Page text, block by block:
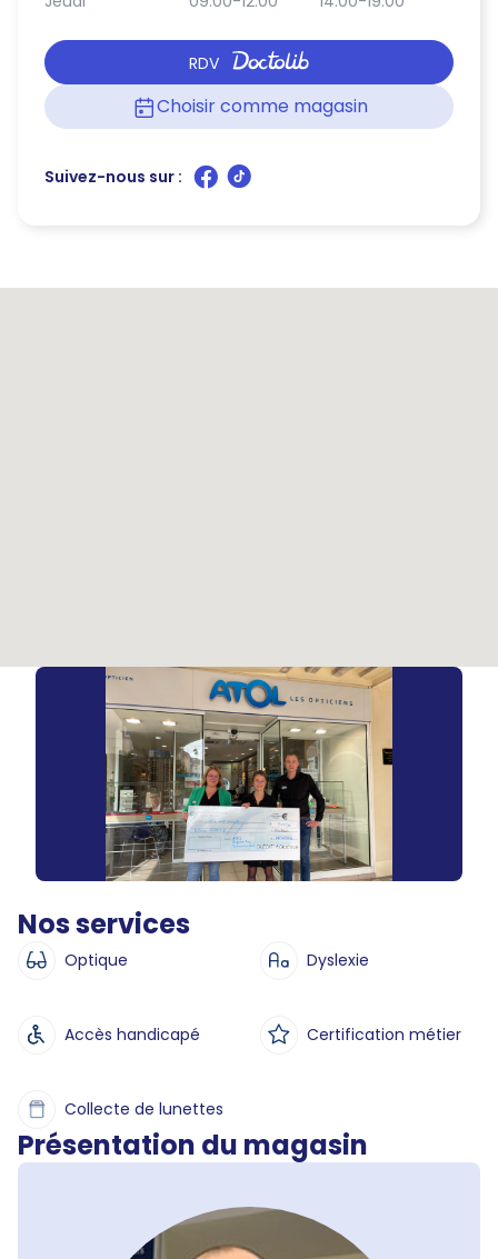
RDV
Choisir comme magasin
Suivez-nous sur :
Nos services
Optique Dyslexie
Accès handicapé Certification métier
Collecte de lunettes
Présentation du magasin